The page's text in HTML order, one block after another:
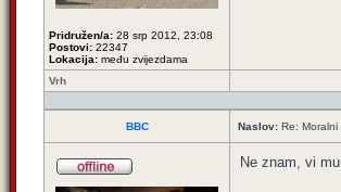
Pridružen/a: 28 srp 2012, 23:08
Postovi: 22347
Lokacija: među zvijezdama
Vrh
BBC Naslov: Re:
Ne znam, vi